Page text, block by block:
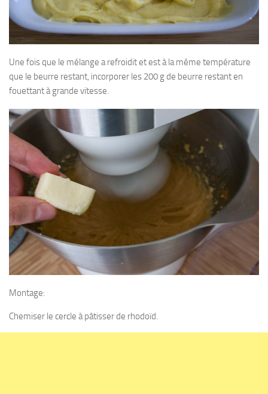
Une fois que le mélange a refroidit et est à la même température
que le beurre restant, incorporer les 200 g de beurre restant en
fouettant à grande vitesse.
Montage:
Chemiser le cercle à pâtisser de rhodoïd.